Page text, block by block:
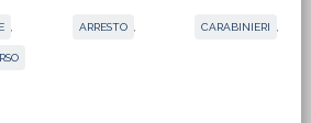
ARRESTO CARABINIERI